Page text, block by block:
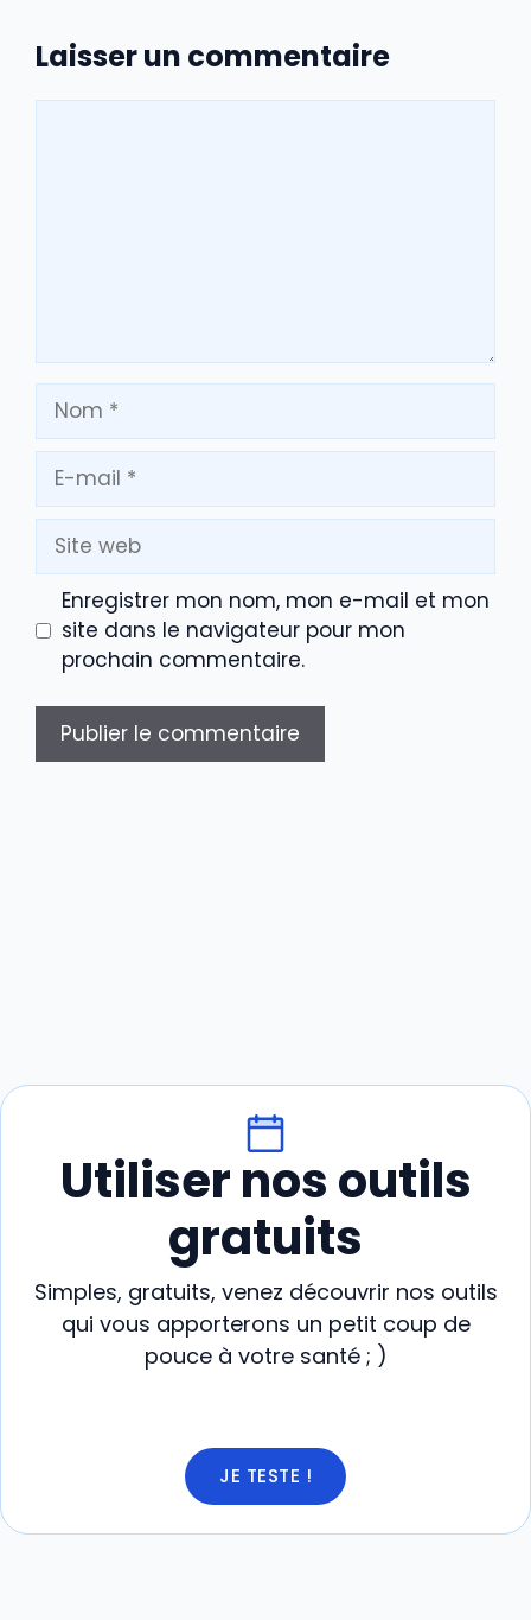
Laisser un commentaire
Nom
mail
Site
web
Enregistrer mon nom, mon e-mail et mon
site dans le navigateur pour mon
prochain commentaire.
Utiliser nos outils
gratuits
Simples, gratuits, venez découvrir nos outils
qui vous apporterons un petit coup de
pouce à votre santé ; )
JE TESTE !